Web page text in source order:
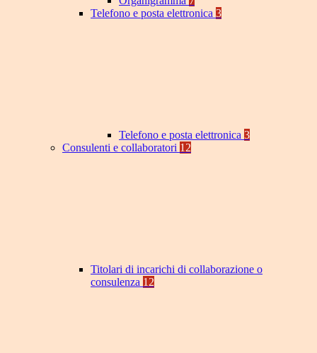
Telefono e posta elettronica 3
Telefono e posta elettronica 3
Consulenti e collaboratori 12
Titolari di incarichi di collaborazione o
consulenza 12